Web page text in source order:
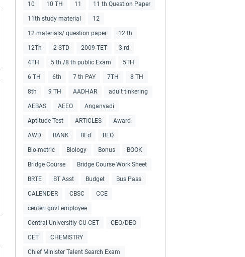
10 10 TH 11 11 th Question Paper
11th study material 12
12 materials/ question paper 12 th
12Th 2 STD 2009-TET 3 rd
4TH 5 th /8 th public Exam 5TH
6 TH 6th 7 th PAY 7TH 8 TH
8th 9 TH AADHAR adult tinkering
AEBAS AEEO Anganvadi
Aptitude Test ARTICLES Award
AWD BANK BEd BEO
Bio-metric Biology Bonus BOOK
Bridge Course Bridge Course Work Sheet
BRTE BT Asst Budget Bus Pass
CALENDER CBSC CCE
centerl govt employee
Central Universitiy CU-CET CEO/DEO
CET CHEMISTRY
Chief Minister Talent Search Exam